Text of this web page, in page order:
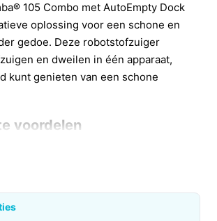
105 Combo met AutoEmpty Dock
oplossing voor een schone en
gedoe. Deze robotstofzuiger
en dweilen in één apparaat,
kunt genieten van een schone
voordelen
105 Combo profiteer je van diverse